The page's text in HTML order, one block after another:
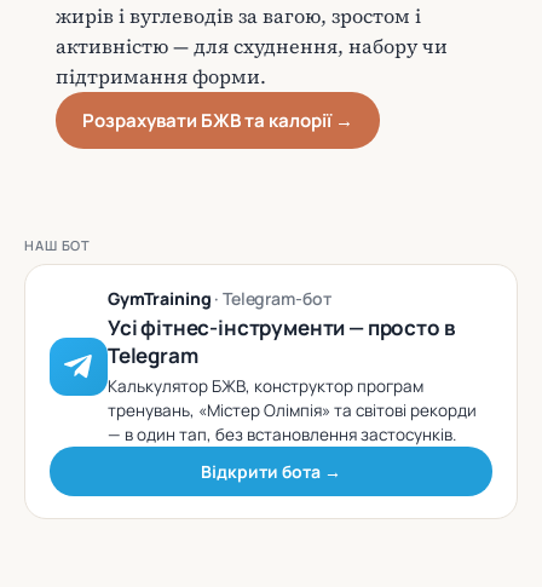
жирів і вуглеводів за вагою, зростом і
активністю — для схуднення, набору чи
підтримання форми.
Розрахувати БЖВ та калорії →
НАШ БОТ
GymTraining · Telegram-бот
Усі фітнес-інструменти — просто в
Telegram
Калькулятор БЖВ, конструктор програм
тренувань, «Містер Олімпія» та світові рекорди
— в один тап, без встановлення застосунків.
Відкрити бота →